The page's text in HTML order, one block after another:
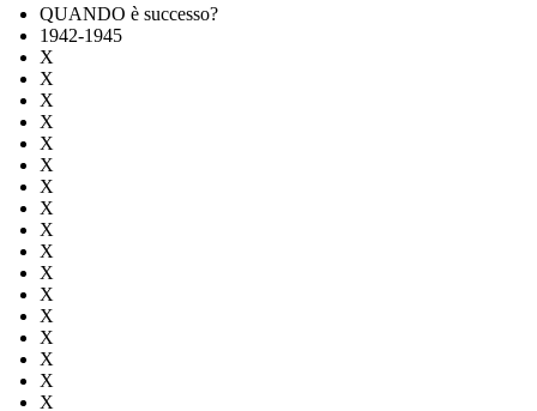
QUANDO è successo?
1942-1945
X
X
X
X
X
X
X
X
X
X
X
X
X
X
X
X
X